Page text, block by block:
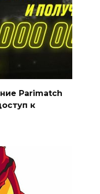
Parimatch
к